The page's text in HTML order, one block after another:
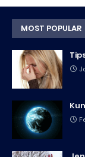
MOST POPULAR